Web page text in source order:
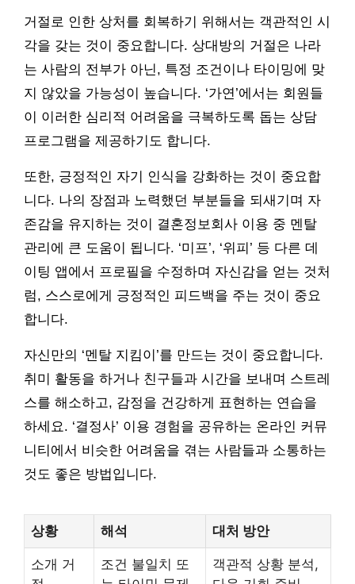
거절로 인한 상처를 회복하기 위해서는 객관적인 시
각을 갖는 것이 중요합니다. 상대방의 거절은 나라
는 사람의 전부가 아닌, 특정 조건이나 타이밍에 맞
지 않았을 가능성이 높습니다. ‘가연’에서는 회원들
이 이러한 심리적 어려움을 극복하도록 돕는 상담
프로그램을 제공하기도 합니다.
또한, 긍정적인 자기 인식을 강화하는 것이 중요합
니다. 나의 장점과 노력했던 부분들을 되새기며 자
존감을 유지하는 것이 결혼정보회사 이용 중 멘탈
관리에 큰 도움이 됩니다. ‘미프’, ‘위피’ 등 다른 데
이팅 앱에서 프로필을 수정하며 자신감을 얻는 것처
럼, 스스로에게 긍정적인 피드백을 주는 것이 중요
합니다.
자신만의 ‘멘탈 지킴이’를 만드는 것이 중요합니다.
취미 활동을 하거나 친구들과 시간을 보내며 스트레
스를 해소하고, 감정을 건강하게 표현하는 연습을
하세요. ‘결정사’ 이용 경험을 공유하는 온라인 커뮤
니티에서 비슷한 어려움을 겪는 사람들과 소통하는
것도 좋은 방법입니다.
상황 해석 대처 방안
소개 거
조건 불일치 또
객관적 상황 분석,